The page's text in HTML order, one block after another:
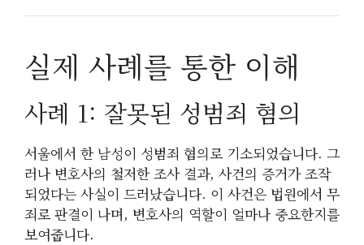
실제 사례를 통한 이해
사례 1: 잘못된 성범죄 혐의
서울에서 한 남성이 성범죄 혐의로 기소되었습니다. 그
러나 변호사의 철저한 조사 결과, 사건의 증거가 조작
되었다는 사실이 드러났습니다. 이 사건은 법원에서 무
죄로 판결이 나며, 변호사의 역할이 얼마나 중요한지를
보여줍니다.